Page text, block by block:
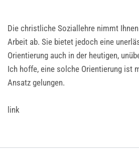
Die christliche Soziallehre nimmt
Arbeit ab. Sie bietet jedoch eine
Orientierung auch in der heutigen,
Ich hoffe, eine solche Orientierung ist
Ansatz gelungen.
link